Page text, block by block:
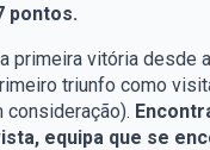
pontos.
primeira vitória desde
triunfo como
consideração).
equipa que se